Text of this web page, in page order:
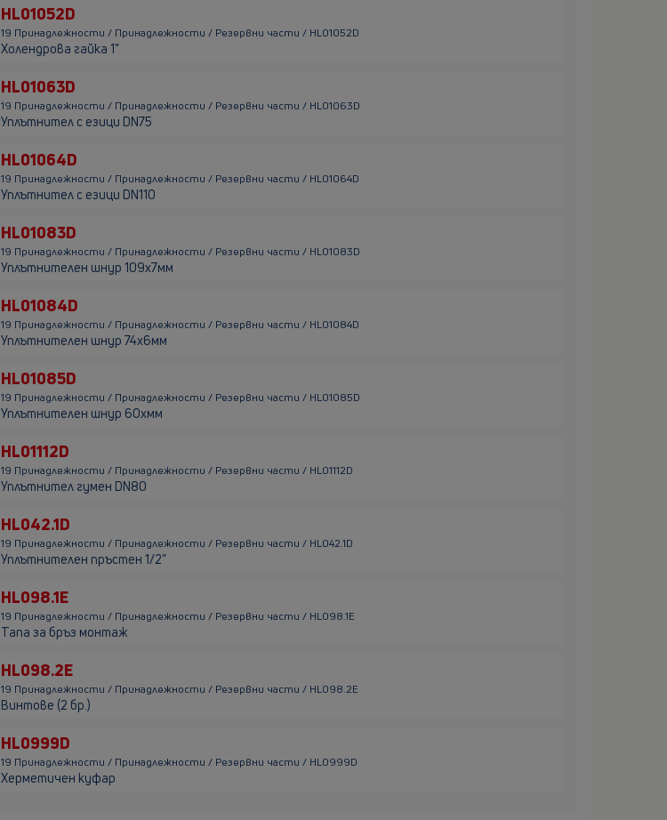
HL01052D
19 Принадлежности / Принадлежности / Резервни части / HL01052D
Холендрова гайка 1"
HL01063D
19 Принадлежности / Принадлежности / Резервни части / HL01063D
Уплътнител с езици DN75
HL01064D
19 Принадлежности / Принадлежности / Резервни части / HL01064D
Уплътнител с езици DN110
HL01083D
19 Принадлежности / Принадлежности / Резервни части / HL01083D
Уплътнителен шнур 109х7мм
HL01084D
19 Принадлежности / Принадлежности / Резервни части / HL01084D
Уплътнителен шнур 74х6мм
HL01085D
19 Принадлежности / Принадлежности / Резервни части / HL01085D
Уплътнителен шнур 60хмм
HL01112D
19 Принадлежности / Принадлежности / Резервни части / HL01112D
Уплътнител гумен DN80
HL042.1D
19 Принадлежности / Принадлежности / Резервни части / HL042.1D
Уплътнителен пръстен 1/2"
HL098.1E
19 Принадлежности / Принадлежности / Резервни части / HL098.1E
Тапа за бръз монтаж
HL098.2E
19 Принадлежности / Принадлежности / Резервни части / HL098.2E
Винтове (2 бр.)
HL0999D
19 Принадлежности / Принадлежности / Резервни части / HL0999D
Херметичен куфар